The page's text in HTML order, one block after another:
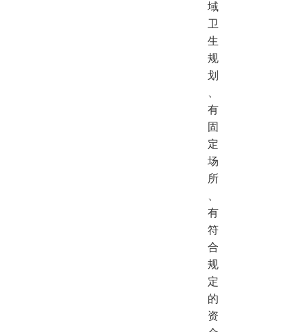
域
卫
生
规
划
有
固
定
场
所
有
符
合
规
定
的
资